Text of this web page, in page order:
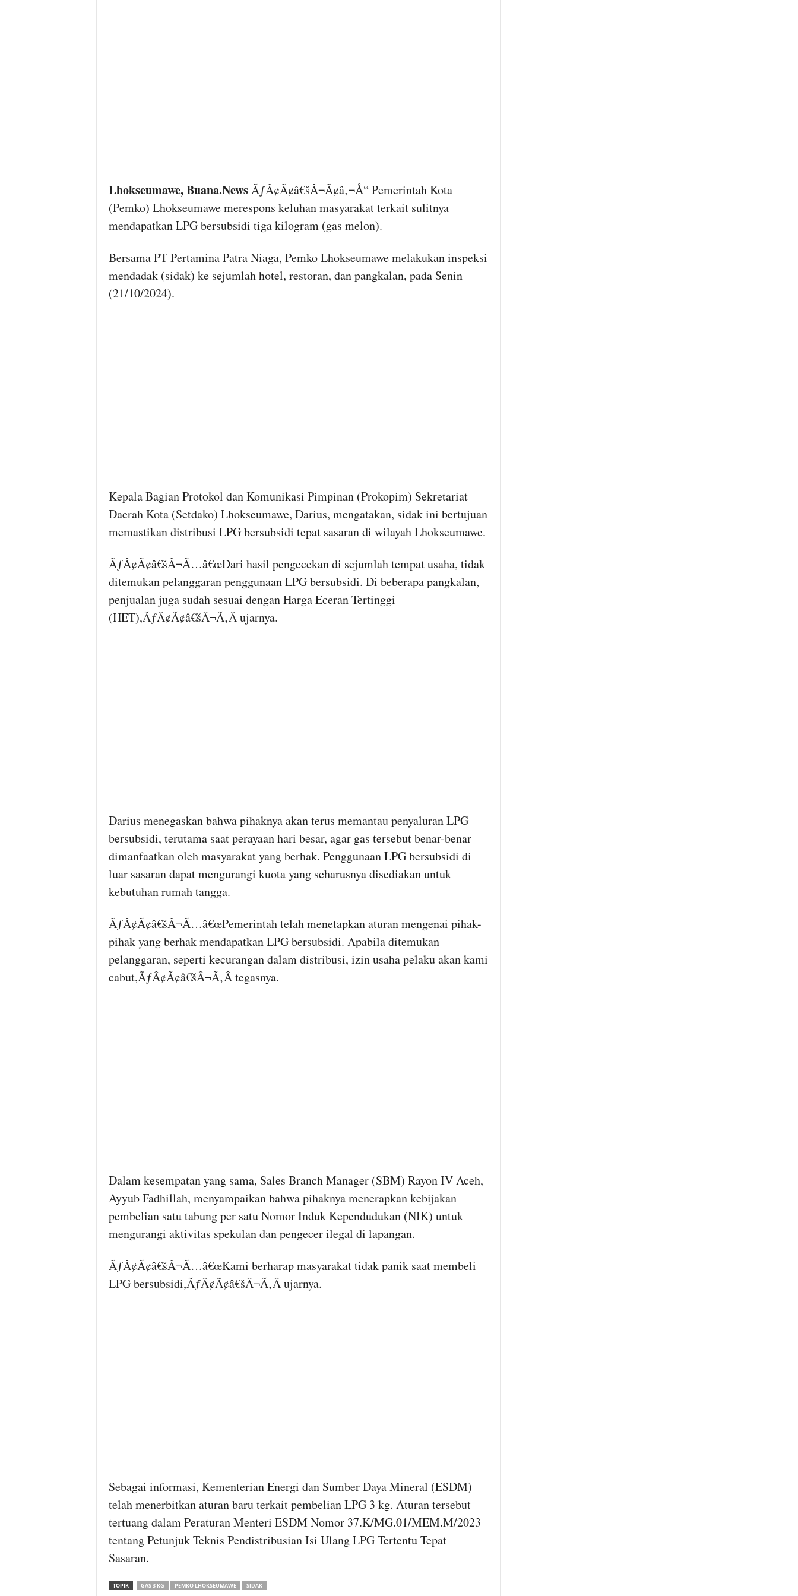
Lhokseumawe, Buana.NewsÃƒÂ¢Ã¢â€šÂ¬Ã¢â‚¬Å“ Pemerintah Kota
(Pemko) Lhokseumawe merespons keluhan masyarakat terkait sulitnya
mendapatkan LPG bersubsidi tiga kilogram (gas melon).
Bersama PT Pertamina Patra Niaga, Pemko Lhokseumawe melakukan inspeksi
mendadak (sidak) ke sejumlah hotel, restoran, dan pangkalan, pada Senin
(21/10/2024).
Kepala Bagian Protokol dan Komunikasi Pimpinan (Prokopim) Sekretariat
Daerah Kota (Setdako) Lhokseumawe, Darius, mengatakan, sidak ini bertujuan
memastikan distribusi LPG bersubsidi tepat sasaran di wilayah Lhokseumawe.
ÃƒÂ¢Ã¢â€šÂ¬Ã…â€œDari hasil pengecekan di sejumlah tempat usaha, tidak
ditemukan pelanggaran penggunaan LPG bersubsidi. Di beberapa pangkalan,
penjualan juga sudah sesuai dengan Harga Eceran Tertinggi
(HET),ÃƒÂ¢Ã¢â€šÂ¬Ã‚Â ujarnya.
Darius menegaskan bahwa pihaknya akan terus memantau penyaluran LPG
bersubsidi, terutama saat perayaan hari besar, agar gas tersebut benar-benar
dimanfaatkan oleh masyarakat yang berhak. Penggunaan LPG bersubsidi di
luar sasaran dapat mengurangi kuota yang seharusnya disediakan untuk
kebutuhan rumah tangga.
ÃƒÂ¢Ã¢â€šÂ¬Ã…â€œPemerintah telah menetapkan aturan mengenai pihak-
pihak yang berhak mendapatkan LPG bersubsidi. Apabila ditemukan
pelanggaran, seperti kecurangan dalam distribusi, izin usaha pelaku akan kami
cabut,ÃƒÂ¢Ã¢â€šÂ¬Ã‚Â tegasnya.
Dalam kesempatan yang sama, Sales Branch Manager (SBM) Rayon IV Aceh,
Ayyub Fadhillah, menyampaikan bahwa pihaknya menerapkan kebijakan
pembelian satu tabung per satu Nomor Induk Kependudukan (NIK) untuk
mengurangi aktivitas spekulan dan pengecer ilegal di lapangan.
ÃƒÂ¢Ã¢â€šÂ¬Ã…â€œKami berharap masyarakat tidak panik saat membeli
LPG bersubsidi,ÃƒÂ¢Ã¢â€šÂ¬Ã‚Â ujarnya.
Sebagai informasi, Kementerian Energi dan Sumber Daya Mineral (ESDM)
telah menerbitkan aturan baru terkait pembelian LPG 3 kg. Aturan tersebut
tertuang dalam Peraturan Menteri ESDM Nomor 37.K/MG.01/MEM.M/2023
tentang Petunjuk Teknis Pendistribusian Isi Ulang LPG Tertentu Tepat
Sasaran.
TOPIK GAS 3 KG PEMKO LHOKSEUMAWE SIDAK